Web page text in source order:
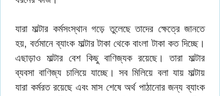
যারা মাল্টার কর্মসংস্থান গড়ে তুলেছে তাদের ক্ষেত্রে জানতে
হয়, বর্তমানে ব্যাংক মাল্টার টাকা থেকে বাংলা টাকা কত দিচ্ছে।
এছাড়াও মাল্টার বেশ কিছু বাণিজ্যক রয়েছে। তারা মাল্টার
ব্যবসা বাণিজ্য চালিয়ে যাচ্ছে। সব মিলিয়ে বলা যায় মাল্টায়
যারা কর্মরত রয়েছে এবং মাস শেষে অর্থ পাঠানোর জন্য ব্যাংক